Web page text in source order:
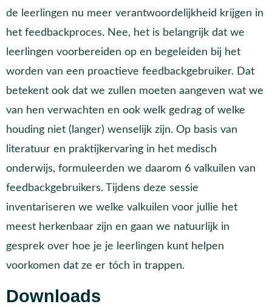
de leerlingen nu meer verantwoordelijkheid krijgen in
het feedbackproces. Nee, het is belangrijk dat we
leerlingen voorbereiden op en begeleiden bij het
worden van een proactieve feedbackgebruiker. Dat
betekent ook dat we zullen moeten aangeven wat we
van hen verwachten en ook welk gedrag of welke
houding niet (langer) wenselijk zijn. Op basis van
literatuur en praktijkervaring in het medisch
onderwijs, formuleerden we daarom 6 valkuilen van
feedbackgebruikers. Tijdens deze sessie
inventariseren we welke valkuilen voor jullie het
meest herkenbaar zijn en gaan we natuurlijk in
gesprek over hoe je je leerlingen kunt helpen
voorkomen dat ze er tóch in trappen.
Downloads